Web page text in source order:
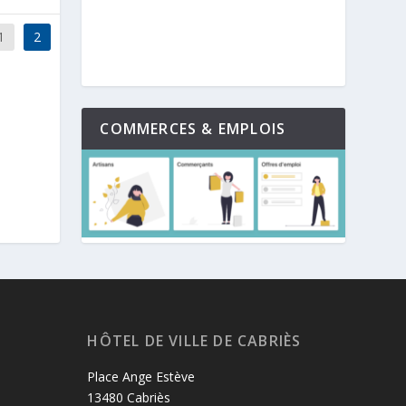
2
COMMERCES & EMPLOIS
HÔTEL DE VILLE DE CABRIÈS
Place Ange Estève
13480 Cabriès